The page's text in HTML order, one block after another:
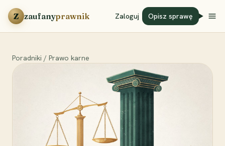
Przejdź do treści
Z zaufanyprawnik Zaloguj Opisz sprawę
Poradniki / Prawo karne